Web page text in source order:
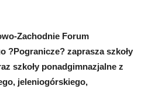
Zachodnie Forum
?Pogranicze? zaprasza szkoły
szkoły ponadgimnazjalne z
jeleniogórskiego,